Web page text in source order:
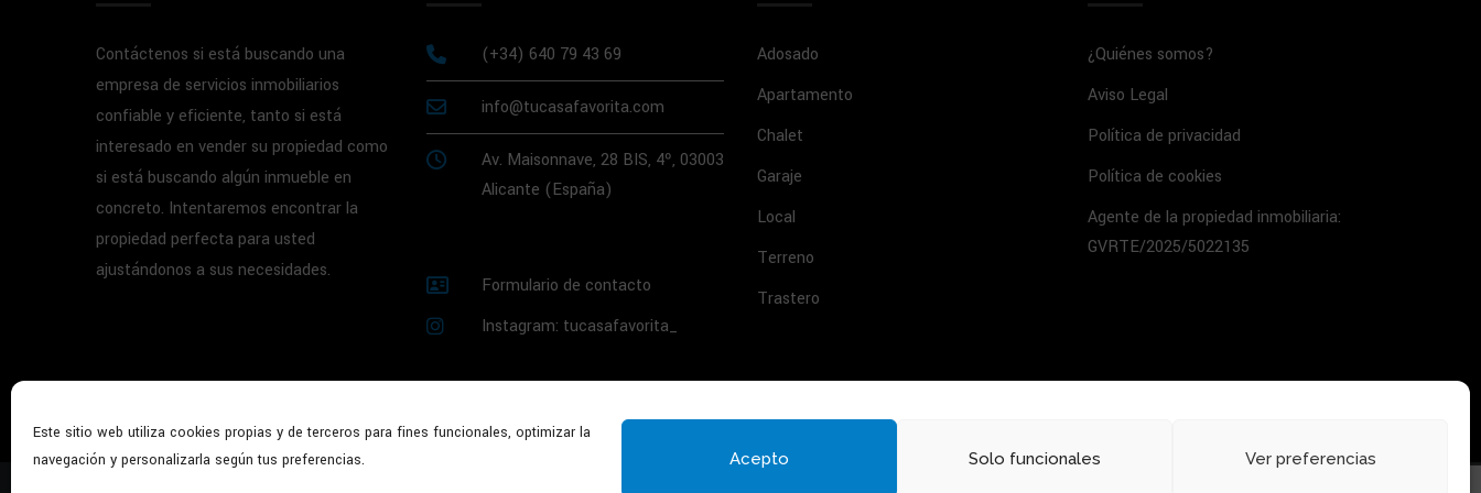
Este sitio web utiliza cookies propias y de terceros para fines funcionales, optimizar la
navegación y personalizarla según tus preferencias.
Acepto Solo funcionales Ver preferencias
Contáctenos si está buscando una
empresa de servicios inmobiliarios
confiable y eficiente, tanto si está
interesado en vender su propiedad como
si está buscando algún inmueble en
concreto. Intentaremos encontrar la
propiedad perfecta para usted
ajustándonos a sus necesidades.
(+34) 640 79 43 69
info@tucasafavorita.com
Av. Maisonnave, 28 BIS, 4º, 03003
Alicante (España)
Formulario de contacto
Instagram: tucasafavorita_
Adosado
Apartamento
Chalet
Garaje
Local
Terreno
Trastero
¿Quiénes somos?
Aviso Legal
Política de privacidad
Política de cookies
Agente de la propiedad inmobiliaria:
GVRTE/2025/5022135